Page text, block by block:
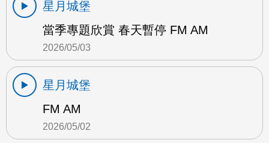
星月城堡
當季專題欣賞 春天暫停 FM AM
2026/05/03
星月城堡
FM AM
2026/05/02